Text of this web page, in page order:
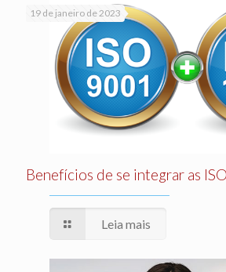
19 de janeiro de 2023
Benefícios de se integrar as
Leia mais